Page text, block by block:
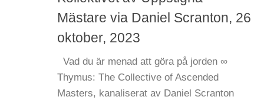
Mästare via Daniel Scranton, 26
oktober, 2023
Vad du är menad att göra på jorden ∞
Thymus: The Collective of Ascended
Masters, kanaliserat av Daniel Scranton